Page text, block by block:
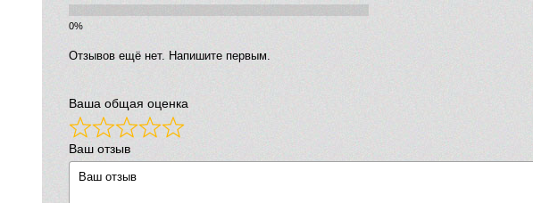
Отзывов ещё нет. Напишите первым.
Ваша общая оценка
Ваш отзыв